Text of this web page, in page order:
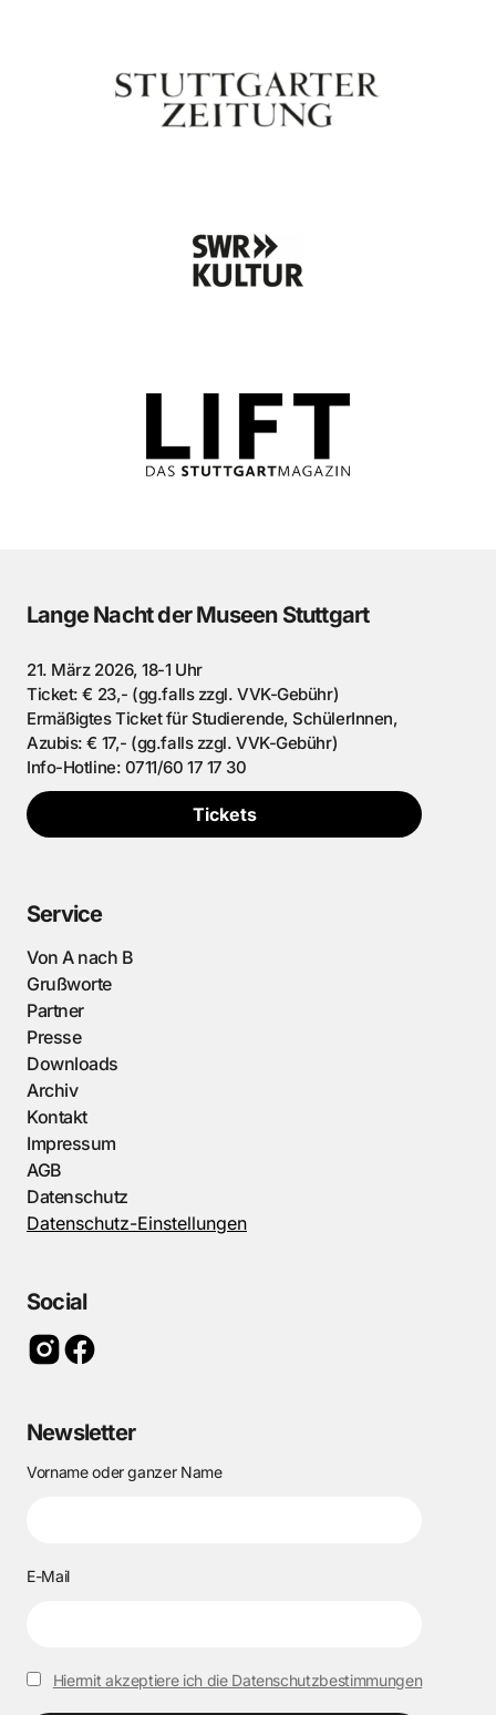
Lange Nacht der Museen Stuttgart
21. März 2026, 18-1 Uhr
Ticket: € 23,- (gg.falls zzgl. VVK-Gebühr)
Ermäßigtes Ticket für Studierende, SchülerInnen,
Azubis: € 17,- (gg.falls zzgl. VVK-Gebühr)
Info-Hotline: 0711/60 17 17 30
Tickets
Service
Von A nach B
Grußworte
Partner
Presse
Downloads
Archiv
Kontakt
Impressum
AGB
Datenschutz
Datenschutz-Einstellungen
Social
Newsletter
Vorname oder ganzer Name
E-Mail
Hiermit akzeptiere ich die Datenschutzbestimmungen